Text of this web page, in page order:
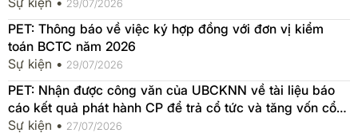
29/07/2026
PET: Thông báo về việc ký hợp đồng với đơn vị kiểm
toán BCTC năm 2026
Sự kiện • 29/07/2026
PET: Nhận được công văn của UBCKNN về tài liệu báo
cáo kết quả phát hành CP để trả cổ tức và tăng vốn cổ
phần từ nguồn vốn CSH
Sự kiện • 27/07/2026